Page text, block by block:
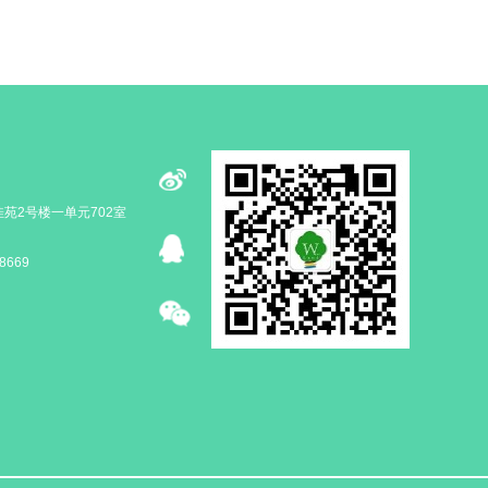
苑2号楼一单元702室